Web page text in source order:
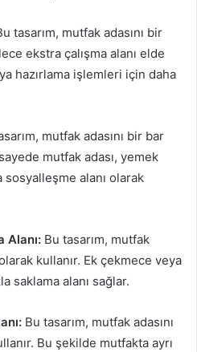
tasarım, mutfak adasını bir
ekstra çalışma alanı elde
hazırlama işlemleri için daha
mutfak adasını bir bar
mutfak adası, yemek
sosyalleşme alanı olarak
Alanı: Bu tasarım, mutfak
kullanır. Ek çekmece veya
saklama alanı sağlar.
Bu tasarım, mutfak adasını
Bu şekilde mutfakta ayrı